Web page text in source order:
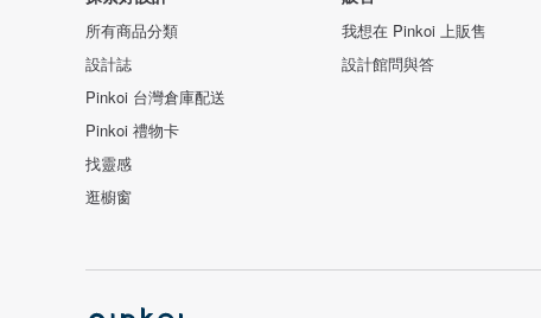
所有商品分類
設計誌
Pinkoi 台灣倉庫配送
Pinkoi 禮物卡
找靈感
逛櫥窗
我想在 Pinkoi 上販售
設計館問與答